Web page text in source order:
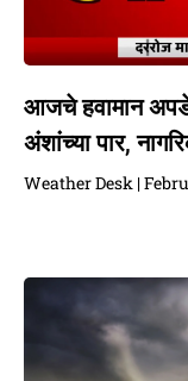
आजचे हवामान
अंशांच्या पार,
Weather Desk